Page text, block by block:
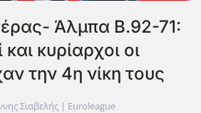
Άλμπα Β.92-71:
κυρίαρχοι οι
την 4η νίκη τους
Σιαβελής | Euroleague